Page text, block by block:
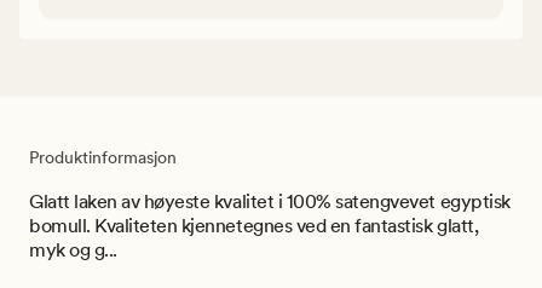
Produktinformasjon
Glatt laken av høyeste kvalitet i 100% satengvevet egyptisk
bomull. Kvaliteten kjennetegnes ved en fantastisk glatt,
myk og g...